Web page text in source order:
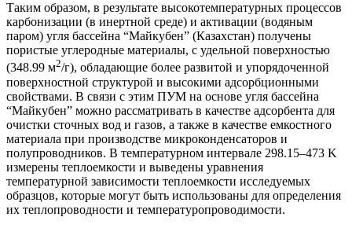
Таким образом, в результате высокотемпературных процессов
карбонизации (в инертной среде) и активации (водяным
паром) угля бассейна “Майкубен” (Казахстан) получены
пористые углеродные материалы, с удельной поверхностью
(348.99 м2/г), обладающие более развитой и упорядоченной
поверхностной структурой и высокими адсорбционными
свойствами. В связи с этим ПУМ на основе угля бассейна
“Майкубен” можно рассматривать в качестве адсорбента для
очистки сточных вод и газов, а также в качестве емкостного
материала при производстве микроконденсаторов и
полупроводников. В температурном интервале 298.15–473 K
измерены теплоемкости и выведены уравнения
температурной зависимости теплоемкости исследуемых
образцов, которые могут быть использованы для определения
их теплопроводности и температуропроводимости.